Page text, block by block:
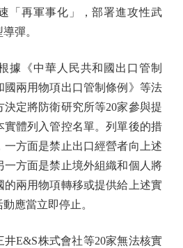
「再軍事化」，部署進攻性武
彈。
《中華人民共和國出口管制
國兩用物項出口管制條例》等法
定將防衛研究所等20家參與提
實體列入管控名單。列單後的措
方面是禁止出口經營者向上述
一方面是禁止境外組織和個人將
的兩用物項轉移或提供給上述實
應當立即停止。
E&S株式會社等20家無法核實